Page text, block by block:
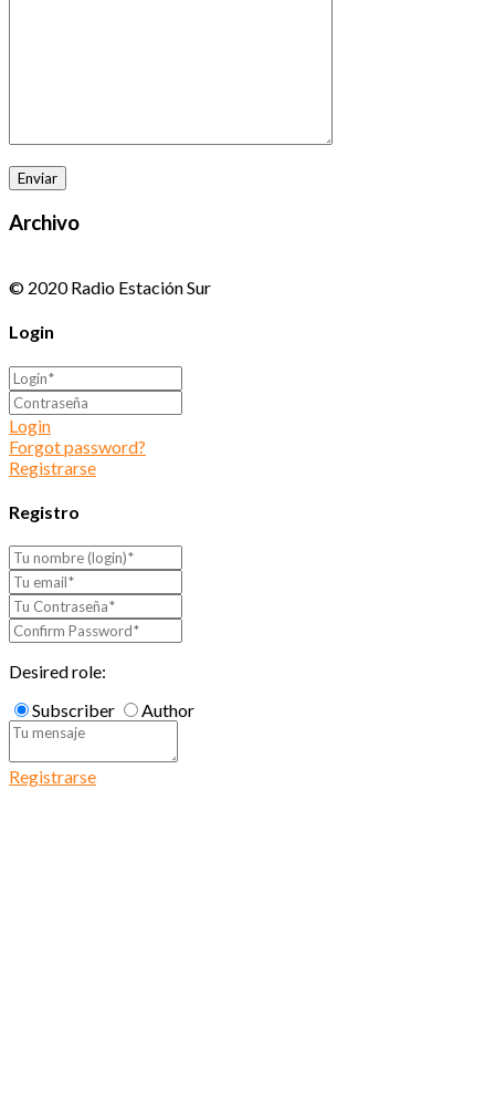
Archivo
© 2020 Radio Estación Sur
Login
Login
Forgot password?
Registrarse
Registro
Desired role:
Subscriber
Author
Registrarse